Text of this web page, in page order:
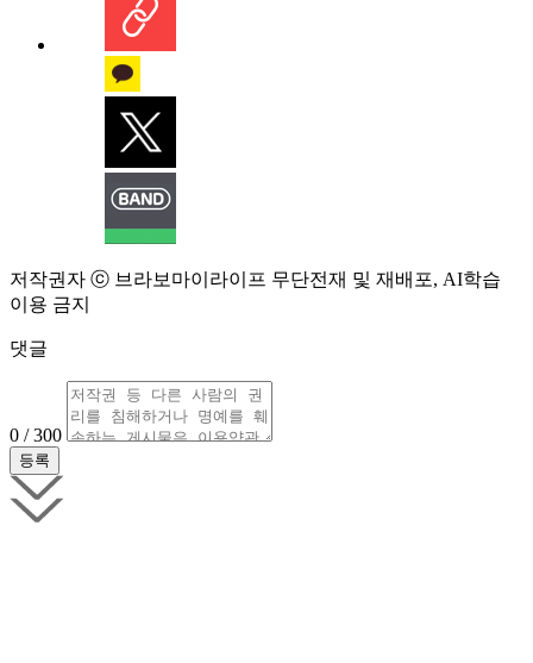
저작권자 ⓒ 브라보마이라이프 무단전재 및 재배포, AI학습
이용 금지
댓글
0 / 300